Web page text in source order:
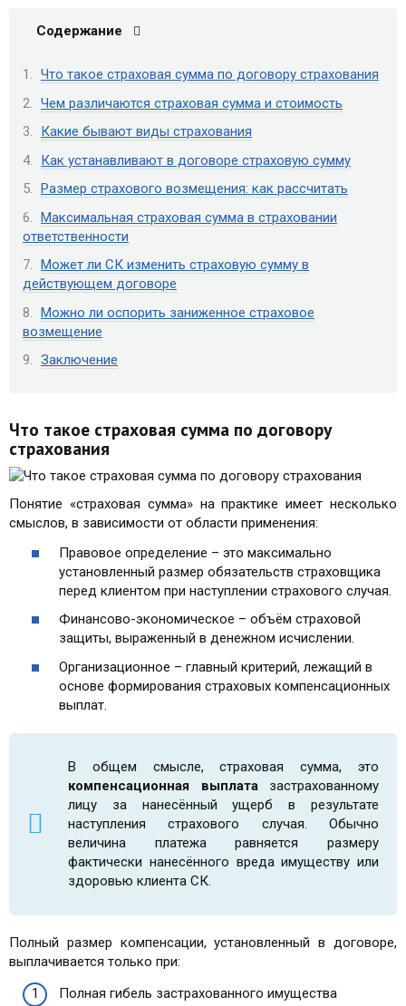
Содержание
Что такое страховая сумма по договору страхования
Чем различаются страховая сумма и стоимость
Какие бывают виды страхования
Как устанавливают в договоре страховую сумму
Размер страхового возмещения: как рассчитать
Максимальная страховая сумма в страховании
ответственности
Может ли СК изменить страховую сумму в
действующем договоре
Можно ли оспорить заниженное страховое
возмещение
Заключение
Что такое страховая сумма по договору
страхования
Понятие «страховая сумма» на практике имеет несколько
смыслов, в зависимости от области применения:
Правовое определение – это максимально
установленный размер обязательств страховщика
перед клиентом при наступлении страхового случая.
Финансово-экономическое – объём страховой
защиты, выраженный в денежном исчислении.
Организационное – главный критерий, лежащий в
основе формирования страховых компенсационных
выплат.
В общем смысле, страховая сумма, это
компенсационная выплатазастрахованному
лицу за нанесённый ущерб в результате
наступления страхового случая. Обычно
величина платежа равняется размеру
фактически нанесённого вреда имуществу или
здоровью клиента СК.
Полный размер компенсации, установленный в договоре,
выплачивается только при:
Полная гибель застрахованного имущества